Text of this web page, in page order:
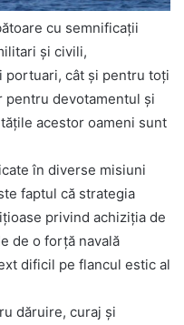
cu semnificaţii
şi civili,
cât şi pentru toţi
pentru devotamentul şi
acestor oameni sunt
în diverse misiuni
faptul că strategia
privind achiziţia de
de o forţă navală
dificil pe flancul estic al
dăruire, curaj şi